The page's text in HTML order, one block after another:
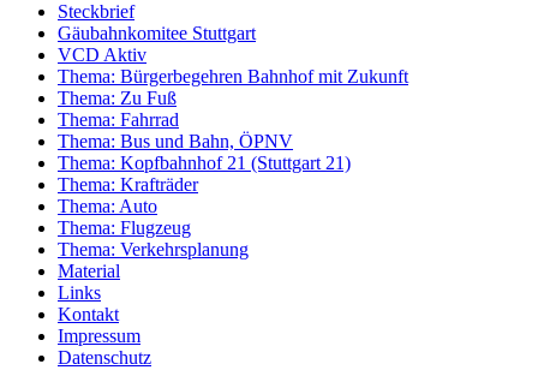
Steckbrief
Gäubahnkomitee Stuttgart
VCD Aktiv
Thema: Bürgerbegehren Bahnhof mit Zukunft
Thema: Zu Fuß
Thema: Fahrrad
Thema: Bus und Bahn, ÖPNV
Thema: Kopfbahnhof 21 (Stuttgart 21)
Thema: Krafträder
Thema: Auto
Thema: Flugzeug
Thema: Verkehrsplanung
Material
Links
Kontakt
Impressum
Datenschutz